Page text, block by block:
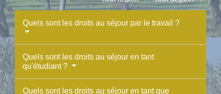
Quels sont les droits au séjour par le travail ?
Quels sont les droits au séjour en tant
qu'étudiant ?
Quels sont les droits au séjour en tant que